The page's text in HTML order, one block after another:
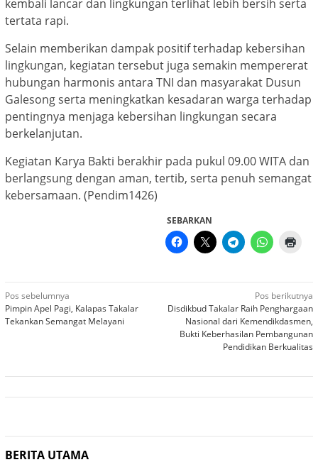
kembali lancar dan lingkungan terlihat lebih bersih serta
tertata rapi.
Selain memberikan dampak positif terhadap kebersihan
lingkungan, kegiatan tersebut juga semakin mempererat
hubungan harmonis antara TNI dan masyarakat Dusun
Galesong serta meningkatkan kesadaran warga terhadap
pentingnya menjaga kebersihan lingkungan secara
berkelanjutan.
Kegiatan Karya Bakti berakhir pada pukul 09.00 WITA dan
berlangsung dengan aman, tertib, serta penuh semangat
kebersamaan. (Pendim1426)
SEBARKAN
Navigasi
pos
Pos sebelumnya
Pimpin Apel Pagi, Kalapas Takalar
Tekankan Semangat Melayani
Pos berikutnya
Disdikbud Takalar Raih Penghargaan
Nasional dari Kemendikdasmen,
Bukti Keberhasilan Pembangunan
Pendidikan Berkualitas
BERITA UTAMA